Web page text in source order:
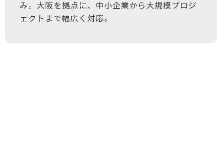
み。大阪を拠点に、中小企業から大規模プロジ
ェクトまで幅広く対応。